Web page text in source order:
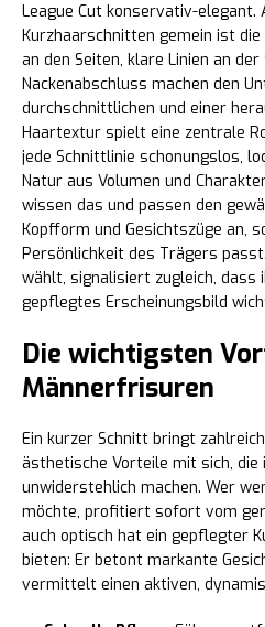
League Cut konservativ-elegant.
Kurzhaarschnitten gemein ist
an den Seiten, klare Linien an
Nackenabschluss machen den
durchschnittlichen und einer
Haartextur spielt eine zentrale
jede Schnittlinie schonungslos,
Natur aus Volumen und
wissen das und passen den
Kopfform und Gesichtszüge an,
Persönlichkeit des Trägers
wählt, signalisiert zugleich, dass
gepflegtes Erscheinungsbild
Die wichtigsten
Männerfrisuren
Ein kurzer Schnitt bringt
ästhetische Vorteile mit sich, die
unwiderstehlich machen. Wer
möchte, profitiert sofort vom
auch optisch hat ein gepflegter
bieten: Er betont markante
vermittelt einen aktiven,